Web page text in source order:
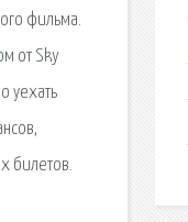
фильма.
от Sky
уехать
билетов.